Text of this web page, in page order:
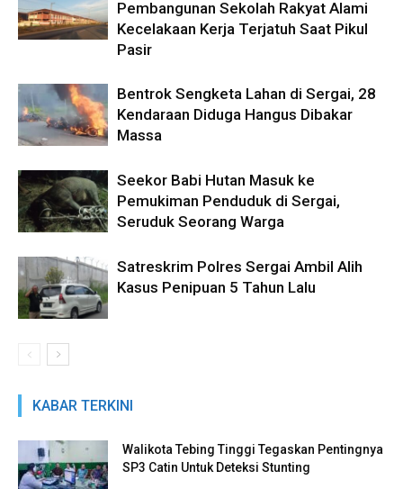
Pembangunan Sekolah Rakyat Alami
Kecelakaan Kerja Terjatuh Saat Pikul
Pasir
Bentrok Sengketa Lahan di Sergai, 28
Kendaraan Diduga Hangus Dibakar
Massa
Seekor Babi Hutan Masuk ke
Pemukiman Penduduk di Sergai,
Seruduk Seorang Warga
Satreskrim Polres Sergai Ambil Alih
Kasus Penipuan 5 Tahun Lalu
KABAR TERKINI
Walikota Tebing Tinggi Tegaskan Pentingnya
SP3 Catin Untuk Deteksi Stunting